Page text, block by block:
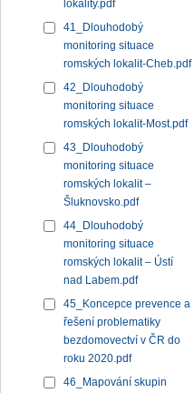
lokality.pdf
41_Dlouhodobý
monitoring situace
romských lokalit-Cheb.pdf
42_Dlouhodobý
monitoring situace
romských lokalit-Most.pdf
43_Dlouhodobý
monitoring situace
romských lokalit –
Šluknovsko.pdf
44_Dlouhodobý
monitoring situace
romských lokalit – Ústí
nad Labem.pdf
45_Koncepce prevence a
řešení problematiky
bezdomovectví v ČR do
roku 2020.pdf
46_Mapování skupin